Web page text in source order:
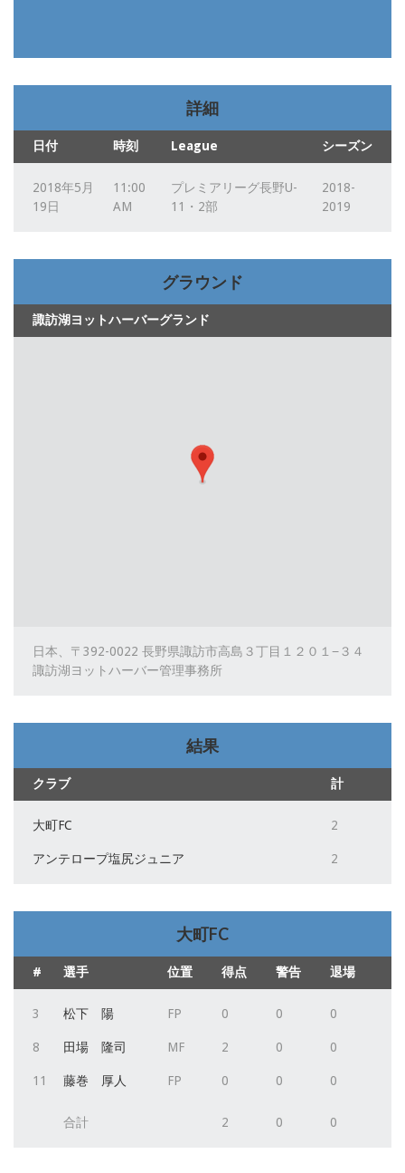
詳細
日付 時刻 League シーズン
2018年5月
19日
11:00
AM
プレミアリーグ長野U-
11・2部
2018-
2019
グラウンド
諏訪湖ヨットハーバーグランド
日本、〒392-0022 長野県諏訪市高島３丁目１２０１−３４
諏訪湖ヨットハーバー管理事務所
結果
クラブ 計
大町FC 2
アンテロープ塩尻ジュニア 2
大町FC
# 選手 位置 得点 警告 退場
3 松下 陽 FP 0 0 0
8 田場 隆司 MF 2 0 0
11 藤巻 厚人 FP 0 0 0
合計 2 0 0